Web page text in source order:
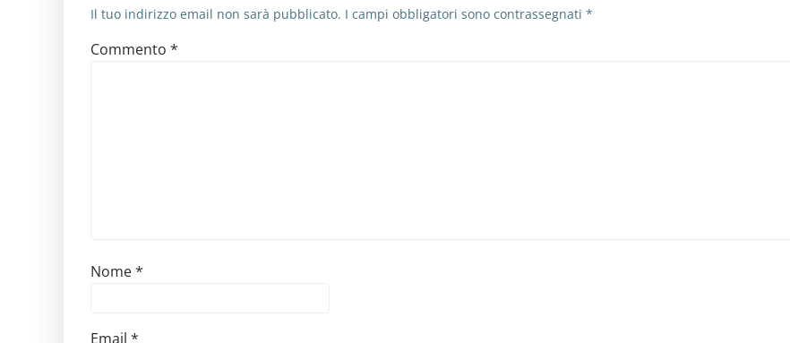
Il tuo indirizzo email non sarà pubblicato. I campi obbligatori sono contrassegnati *
Commento *
Nome*
Email *